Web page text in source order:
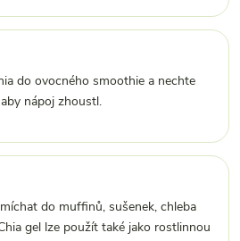
do ovocného smoothie a nechte
nápoj zhoustl.
do muffinů, sušenek, chleba
gel lze použít také jako rostlinnou